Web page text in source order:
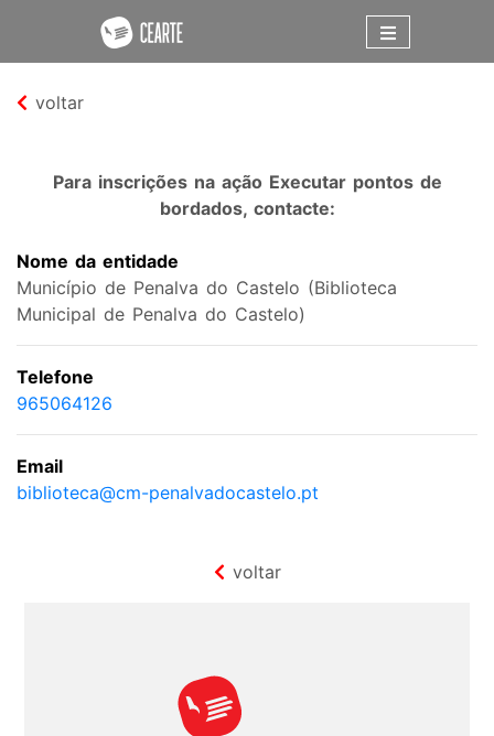
voltar
Para inscrições na ação Executar pontos de
bordados, contacte:
Nome da entidade
Município de Penalva do Castelo (Biblioteca
Municipal de Penalva do Castelo)
Telefone
965064126
Email
biblioteca@cm-penalvadocastelo.pt
voltar